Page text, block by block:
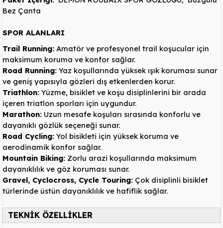
Bez Çanta
SPOR ALANLARI
Trail Running: Amatör ve profesyonel trail koşucular için
maksimum koruma ve konfor sağlar.
Road Running: Yaz koşullarında yüksek ışık koruması sunar
ve geniş yapısıyla gözleri dış etkenlerden korur.
Triathlon: Yüzme, bisiklet ve koşu disiplinlerini bir arada
içeren triatlon sporları için uygundur.
Marathon: Uzun mesafe koşuları sırasında konforlu ve
dayanıklı gözlük seçeneği sunar.
Road Cycling: Yol bisikleti için yüksek koruma ve
aerodinamik konfor sağlar.
Mountain Biking: Zorlu arazi koşullarında maksimum
dayanıklılık ve göz koruması sunar.
Gravel, Cyclocross, Cycle Touring: Çok disiplinli bisiklet
türlerinde üstün dayanıklılık ve hafiflik sağlar.
TEKNİK ÖZELLİKLER